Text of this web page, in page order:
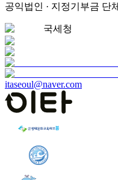
공익법인 · 지정기부금 단체
국세청
itaseoul@naver.com